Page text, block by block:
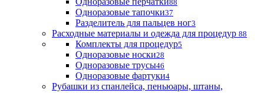
88
Одноразовые тапочки37
Разделитель для пальцев ног3
Расходные материалы и одежда для процедур 88
Комплекты для процедур5
Одноразовые носки28
Одноразовые трусы46
Одноразовые фартуки4
Рубашки из спанлейса, пеньюары, штаны,